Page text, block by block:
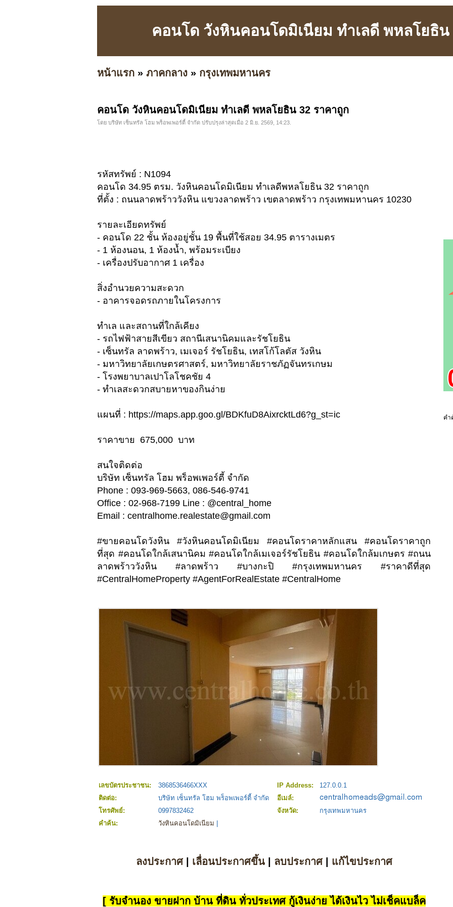
คอนโด วังหินคอนโดมิเนียม ทำเลดี พหลโยธิน
หน้าแรก » ภาคกลาง » กรุงเทพมหานคร
คอนโด วังหินคอนโดมิเนียม ทำเลดี พหลโยธิน 32 ราคาถูก
โดย บริษัท เซ็นทรัล โฮม พร็อพเพอร์ตี้ จำกัด ปรับปรุงล่าสุดเมื่อ 2 มิ.ย. 2569, 14:23.
รหัสทรัพย์ : N1094
คอนโด 34.95 ตรม. วังหินคอนโดมิเนียม ทำเลดีพหลโยธิน 32 ราคาถูก
ที่ตั้ง : ถนนลาดพร้าววังหิน แขวงลาดพร้าว เขตลาดพร้าว กรุงเทพมหานคร 10230
รายละเอียดทรัพย์
- คอนโด 22 ชั้น ห้องอยู่ชั้น 19 พื้นที่ใช้สอย 34.95 ตารางเมตร
- 1 ห้องนอน, 1 ห้องน้ำ, พร้อมระเบียง
- เครื่องปรับอากาศ 1 เครื่อง
สิ่งอำนวยความสะดวก
- อาคารจอดรถภายในโครงการ
ทำเล และสถานที่ใกล้เคียง
- รถไฟฟ้าสายสีเขียว สถานีเสนานิคมและรัชโยธิน
- เซ็นทรัล ลาดพร้าว, เมเจอร์ รัชโยธิน, เทสโก้โลตัส วังหิน
- มหาวิทยาลัยเกษตรศาสตร์, มหาวิทยาลัยราชภัฏจันทรเกษม
- โรงพยาบาลเปาโลโชคชัย 4
- ทำเลสะดวกสบายหาของกินง่าย
แผนที่ : https://maps.app.goo.gl/BDKfuD8AixrcktLd6?g_st=ic
ราคาขาย 675,000 บาท
​​​​​​​สนใจติดต่อ
บริษัท เซ็นทรัล โฮม พร็อพเพอร์ตี้ จำกัด
Phone : 093-969-5663, 086-546-9741
Office : 02-968-7199 Line : @central_home
​​​​​​​Email : centralhome.realestate@gmail.com
#ขายคอนโดวังหิน #วังหินคอนโดมิเนียม #คอนโดราคาหลักแสน #คอนโดราคาถูก
ที่สุด #คอนโดใกล้เสนานิคม #คอนโดใกล้เมเจอร์รัชโยธิน #คอนโดใกล้มเกษตร #ถนน
ลาดพร้าววังหิน #ลาดพร้าว #บางกะปิ #กรุงเทพมหานคร #ราคาดีที่สุด
#CentralHomeProperty #AgentForRealEstate #CentralHome
เลขบัตรประชาชน: 3868536466XXX IP Address:
127.0.0.1
ติดต่อ:
บริษัท เซ็นทรัล โฮม พร็อพเพอร์ตี้ จำกัด
อีเมล์:
โทรศัพย์:
0997832462 จังหวัด:
กรุงเทพมหานคร
คำค้น:
วังหินคอนโดมิเนียม
ลงประกาศ| เลื่อนประกาศขึ้น| ลบประกาศ| แก้ไขประกาศ
[ รับจำนอง ขายฝาก บ้าน ที่ดิน ทั่วประเทศ กู้เงินง่าย ได้เงินไว ไม่เช็คแบล็ค
คำ